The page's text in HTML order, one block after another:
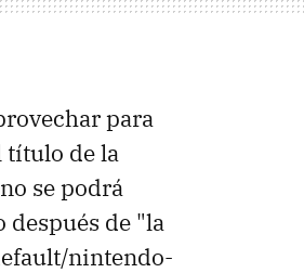
para
título de la
no se podrá
después de "la
nintendo-